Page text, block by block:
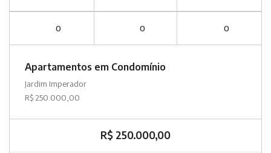
0 0 0
Apartamentos em Condomínio
Jardim Imperador
R$ 250.000,00
R$ 250.000,00